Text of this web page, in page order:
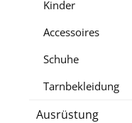
Kinder
Accessoires
Schuhe
Tarnbekleidung
Ausrüstung